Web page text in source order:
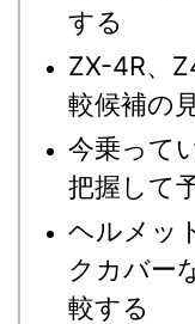
する
ZX-4R、
較候補の
今乗って
把握して
ヘルメッ
クカバー
較する